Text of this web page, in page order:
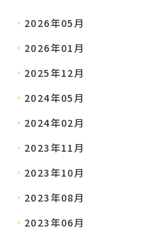
2026年05月
2026年01月
2025年12月
2024年05月
2024年02月
2023年11月
2023年10月
2023年08月
2023年06月